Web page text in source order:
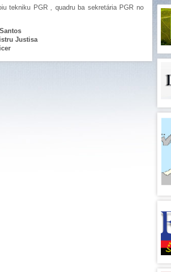
tekniku PGR , quadru ba sekretária PGR no
Justisa